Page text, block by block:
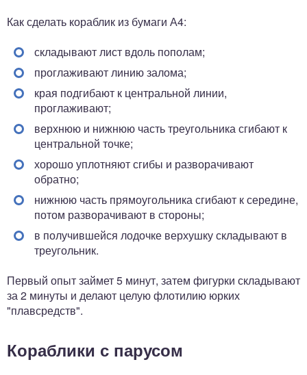
Как сделать кораблик из бумаги А4:
складывают лист вдоль пополам;
проглаживают линию залома;
края подгибают к центральной линии,
проглаживают;
верхнюю и нижнюю часть треугольника сгибают к
центральной точке;
хорошо уплотняют сгибы и разворачивают
обратно;
нижнюю часть прямоугольника сгибают к середине,
потом разворачивают в стороны;
в получившейся лодочке верхушку складывают в
треугольник.
Первый опыт займет 5 минут, затем фигурки складывают
за 2 минуты и делают целую флотилию юрких
"плавсредств".
Кораблики с парусом